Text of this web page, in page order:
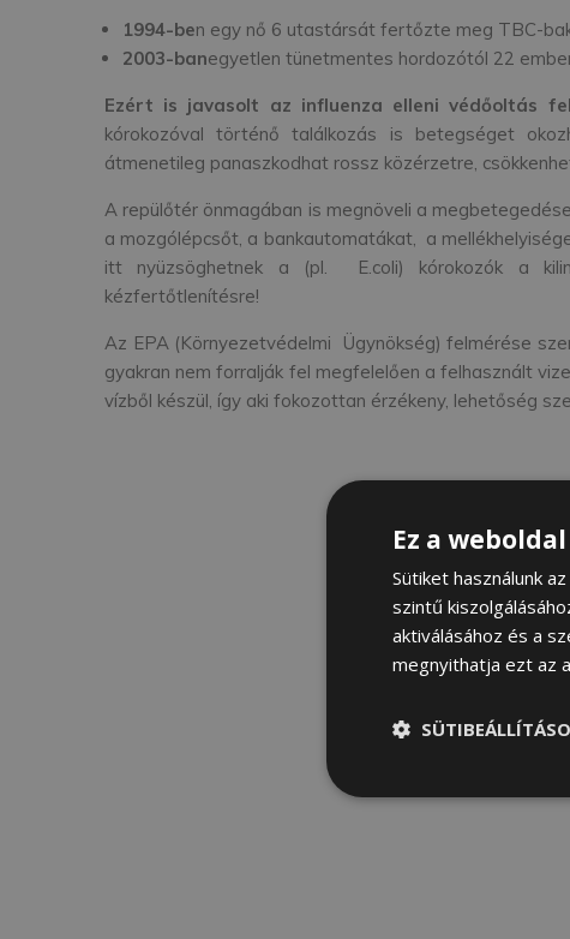
1994-ben egy nő 6 utastársát fertőzte meg TBC-
2003-banegyetlen tünetmentes hordozótól 22
Ezért is javasolt az influenza elleni védőoltás
kórokozóval történő találkozás is betegséget
átmenetileg panaszkodhat rossz közérzetre,
A repülőtér önmagában is megnöveli a
a mozgólépcsőt, a bankautomatákat, a
itt nyüzsöghetnek a (pl. E.coli) kórokozók a
kézfertőtlenítésre!
Az EPA (Környezetvédelmi Ügynökség) felmérése
gyakran nem forralják fel megfelelően a felhasznált
vízből készül, így aki fokozottan érzékeny, lehetőség
Ez a
Sütiket használunk
szintű
aktiválásához és a
megnyithatja ezt az